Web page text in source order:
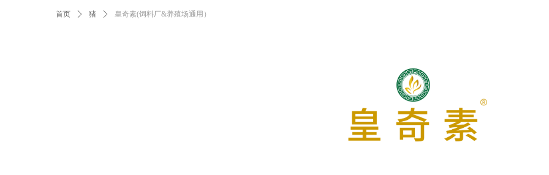
首页 ꄲ 猪 ꄲ 皇奇素(饲料厂&养殖场通用）